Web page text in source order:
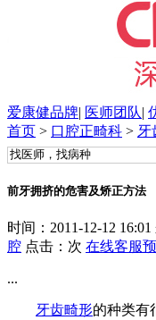
爱康健品牌| 医师团队|
首页 > 口腔正畸科 > 牙
前牙拥挤的危害及矫正方法
时间：2011-12-12 16:01
腔 点击： 次 在线客服
...
牙齿畸形的种类有